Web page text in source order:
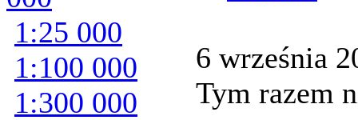
1:25 000
1:100 000
1:300 000
6 września
Tym razem